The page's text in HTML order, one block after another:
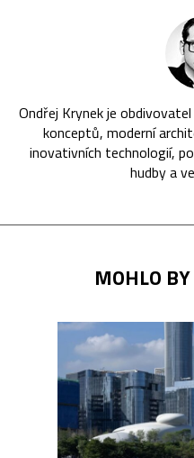
Ondřej Krynek je
konceptů, moderní
inovativních technologií,
hudby a
MOHLO